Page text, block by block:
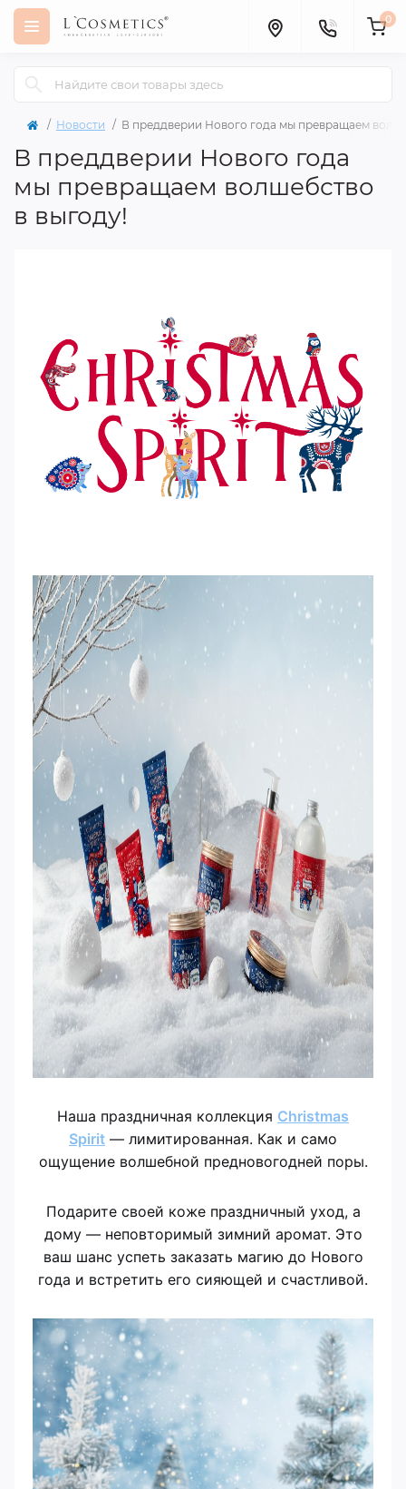
0
Новости В преддверии Нового года мы превращаем
В преддверии Нового года
мы превращаем волшебство
в выгоду!
Наша праздничная коллекция Christmas
Spirit — лимитированная. Как и само
ощущение волшебной предновогодней поры.
Подарите своей коже праздничный уход, а
дому — неповторимый зимний аромат. Это
ваш шанс успеть заказать магию до Нового
года и встретить его сияющей и счастливой.